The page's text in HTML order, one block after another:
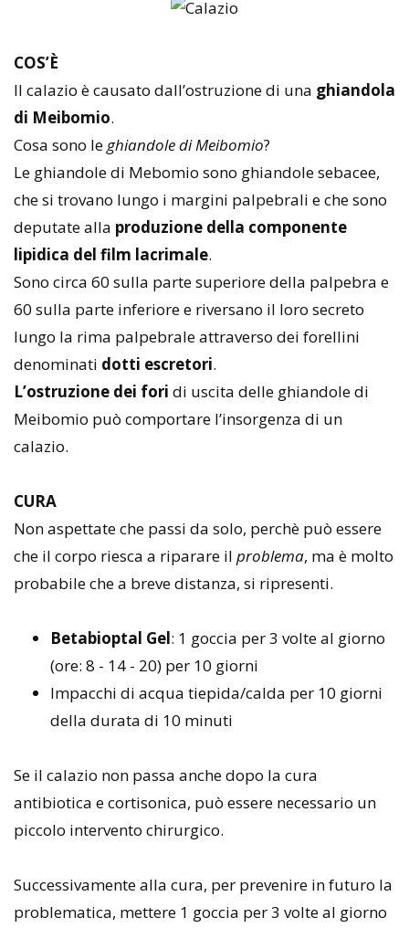
COS’È
Il calazio è causato dall’ostruzione di una ghiandola
di Meibomio.
Cosa sono leghiandole di Meibomio?
Le ghiandole di Mebomio sono ghiandole sebacee,
che si trovano lungo i margini palpebrali e che sono
deputate alla produzione della componente
lipidica del film lacrimale.
Sono circa 60 sulla parte superiore della palpebra e
60 sulla parte inferiore e riversano il loro secreto
lungo la rima palpebrale attraverso dei forellini
denominati dotti escretori.
L’ostruzione dei fori di uscita delle ghiandole di
Meibomio può comportare l’insorgenza di un
calazio.
CURA
Non aspettate che passi da solo, perchè può essere
che il corpo riesca a riparare il problema, ma è molto
probabile che a breve distanza, si ripresenti.
Betabioptal Gel: 1 goccia per 3 volte al giorno
(ore: 8 - 14 - 20) per 10 giorni
Impacchi di acqua tiepida/calda per 10 giorni
della durata di 10 minuti
Se il calazio non passa anche dopo la cura
antibiotica e cortisonica, può essere necessario un
piccolo intervento chirurgico.
Successivamente alla cura, per prevenire in futuro la
problematica, mettere 1 goccia per 3 volte al giorno